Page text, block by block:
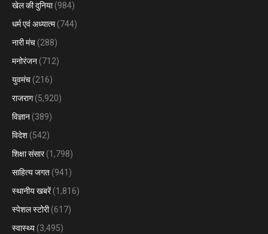
खेल की दुनिया(984)
धर्म एवं अध्यात्म(744)
नारी मंच (288)
मनोरंजन (712)
युवमंच (216)
राजराग(5,920)
विज्ञान (389)
विदेश (542)
शिक्षा संसार(1,798)
साहित्य जगत (941)
स्थानीय खबरें(1,816)
स्पेशल स्टोरी(617)
स्वास्थ्य (3,495)